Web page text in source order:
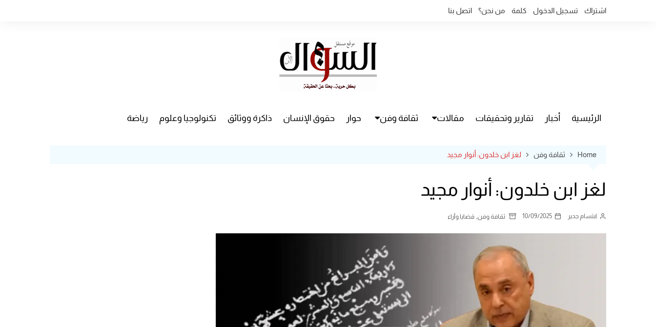
اشتراك تسجيل الدخول كلمة من نحن؟ اتصل بنا
الرئيسية أخبار تقارير وتحقيقات مقالات ثقافة وفن حوار حقوق الإنسان ذاكرة ووثائق تكنولوجيا وعلوم رياضة
Home ثقافة وفن لغز ابن خلدون: أنوار مجيد
لغز ابن خلدون: أنوار مجيد
ابتسام جدير 10/09/2025 ثقافة وفن قضايا وآراء